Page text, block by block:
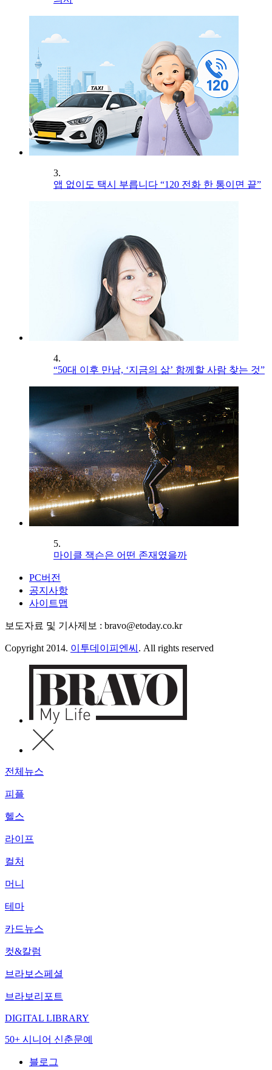
3.
앱 없이도 택시 부릅니다 “120 전화 한 통이면 끝”
4.
“50대 이후 만남, ‘지금의 삶’ 함께할 사람 찾는 것”
5.
마이클 잭슨은 어떤 존재였을까
PC버전
공지사항
사이트맵
보도자료 및 기사제보 : bravo@etoday.co.kr
Copyright 2014. 이투데이피엔씨 . All rights reserved
전체뉴스
피플
헬스
라이프
컬처
머니
테마
카드뉴스
컷&칼럼
브라보스페셜
브라보리포트
DIGITAL LIBRARY
50+ 시니어 신춘문예
블로그